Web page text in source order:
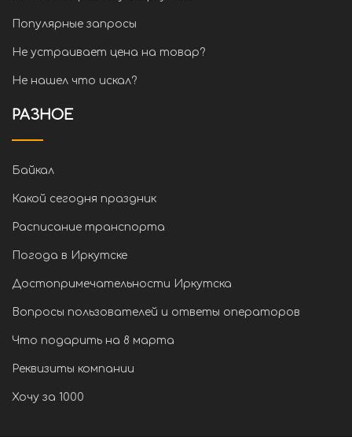
Популярные запросы
Не устраивает цена на товар?
Не нашел что искал?
РАЗНОЕ
Байкал
Какой сегодня праздник
Расписание транспорта
Погода в Иркутске
Достопримечательности Иркутска
Вопросы пользователей и ответы операторов
Что подарить на 8 марта
Реквизиты компании
Хочу за 1000